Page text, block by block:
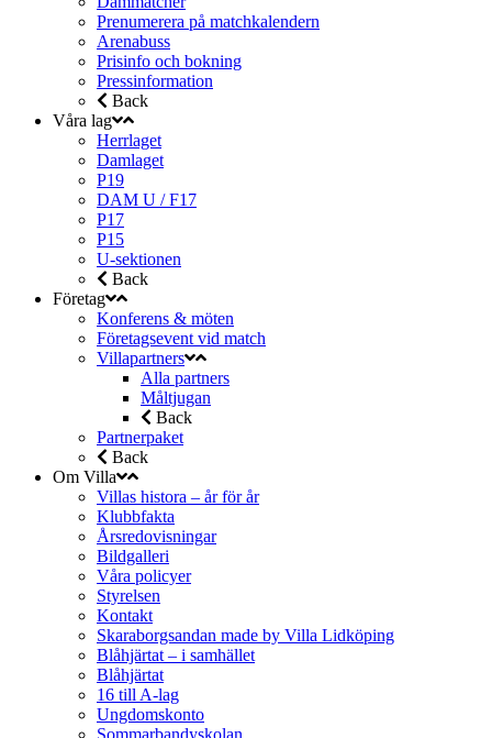
Prenumerera på matchkalendern
Arenabuss
Prisinfo och bokning
Pressinformation
Back
Våra lag
Herrlaget
Damlaget
P19
DAM U / F17
P17
P15
U-sektionen
Back
Företag
Konferens & möten
Företagsevent vid match
Villapartners
Alla partners
Måltjugan
Back
Partnerpaket
Back
Om Villa
Villas histora – år för år
Klubbfakta
Årsredovisningar
Bildgalleri
Våra policyer
Styrelsen
Kontakt
Skaraborgsandan made by Villa Lidköping
Blåhjärtat – i samhället
Blåhjärtat
16 till A-lag
Ungdomskonto